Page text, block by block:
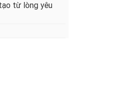
từ lòng yêu